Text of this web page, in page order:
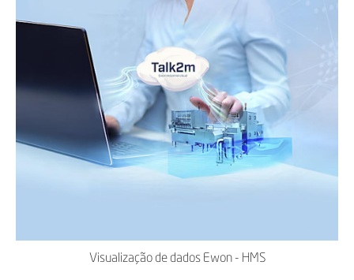
Visualização de dados Ewon - HMS